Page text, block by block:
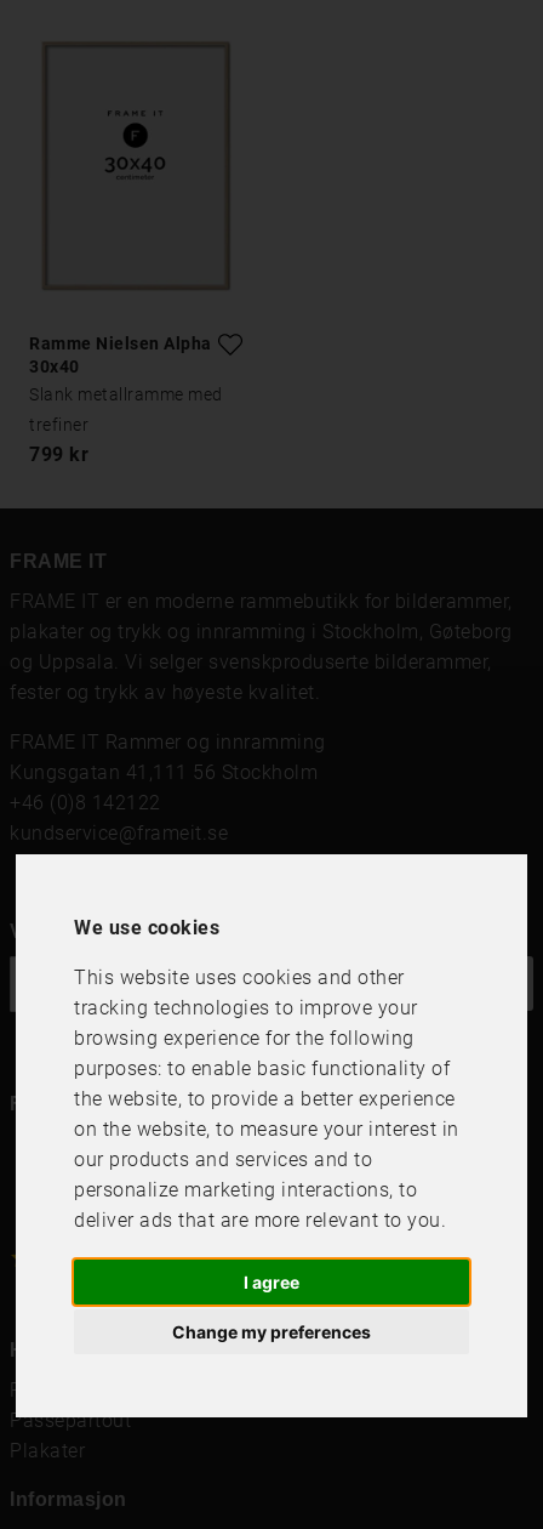
We use cookies
This website uses cookies and other
tracking technologies to improve your
browsing experience for the following
purposes:to enable basic functionality of
the website, to provide a better experience
on the website,to measure your interest in
our products and services and to
personalize marketing interactions,to
deliver ads that are more relevant to you.
I agree
Change my preferences
Ramme Nielsen Alpha Eik
30x40
Slank metallramme med
trefiner
799 kr
FRAME IT
FRAME IT er en moderne rammebutikk for bilderammer,
plakater og trykk og innramming i Stockholm, Gøteborg
og Uppsala. Vi selger svenskproduserte bilderammer,
fester og trykk av høyeste kvalitet.
FRAME IT Rammer og innramming
Kungsgatan 41,111 56 Stockholm
+46 (0)8 142122
kundservice@frameit.se
Vil du ha vårt nyhetsbrev?
Følg oss i dine kanaler
4.64.6 / 5 1000+Recensioner
Hurtigkoblinger
Rammer
Passepartout
Plakater
Informasjon